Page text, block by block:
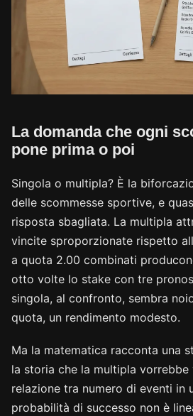
La domanda che ogni
pone prima o poi
Singola o multipla? È la
delle scommesse sportive, e
risposta sbagliata. La multipla
vincite sproporzionate rispetto
a quota 2.00 combinati
otto volte lo stake con tre
singola, al confronto, sembra
quota, un rendimento modesto.
Ma la matematica racconta una
la storia che la multipla vorrebbe
relazione tra numero di eventi in
probabilità di successo non è